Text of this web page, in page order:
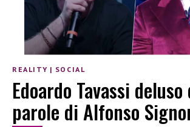
REALITY | SOCIAL
Edoardo Tavassi
parole di Alfonso